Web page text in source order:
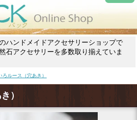
ハンドメイドアクセサリーショップで
石アクセサリーを多数取り揃えていま
ろルース（穴あき）
）